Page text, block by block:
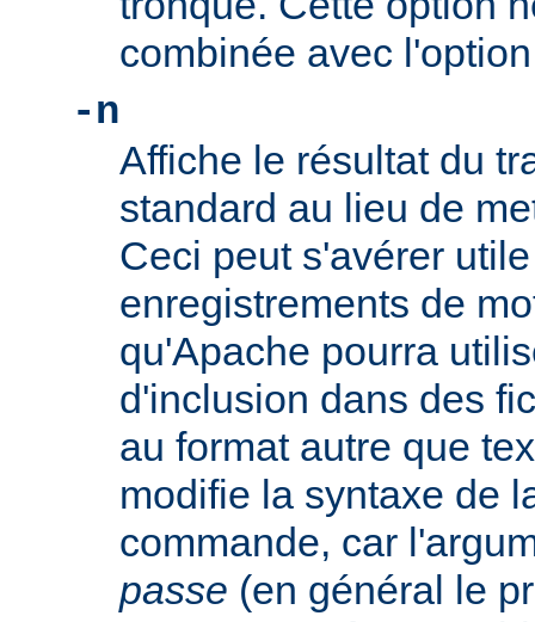
combinée avec
-n
Affiche le résultat du
standard au lieu de
Ceci peut s'avérer
enregistrements de
qu'Apache pourra
d'inclusion dans des
au format autre que
modifie la syntaxe de
commande, car
passe (en général le